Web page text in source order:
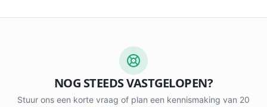
NOG STEEDS VASTGELOPEN?
Stuur ons een korte vraag of plan een kennismaking van 20